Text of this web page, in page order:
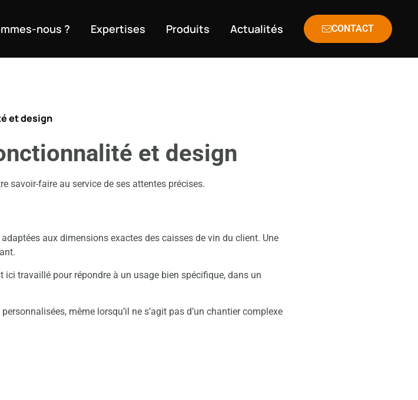
nous ? Expertises Produits Actualités CONTACT
et design
et design
savoir-faire au service de ses attentes précises.
adaptées aux dimensions exactes des caisses de vin du client. Une
ici travaillé pour répondre à un usage bien spécifique, dans un
même lorsqu’il ne s’agit pas d’un chantier complexe